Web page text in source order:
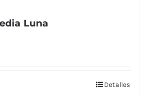
Luna
Detalles